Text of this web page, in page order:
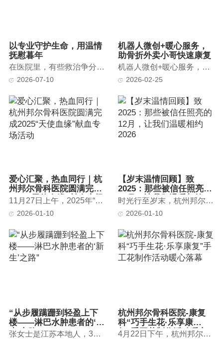
以专业守护生命，用温情
抚慰暮年
在医院里，有些救治争分夺秒，有些守护贯穿始终。杭州邦尔骨科医院内...
2026-07-10
机器人微创+暖心服务，
助骨折外卖小哥快速康复
机器人微创+暖心服务，助骨折外卖小哥快速康复中新网浙江 2026-02-...
2026-02-25
爱心汇聚，热血同行｜杭
州邦尔骨科医院圆满完成
2025“天使血缘”献血专场11月27日上午，2025年“护卫生命 天使血缘”民营医疗机构医护人员...
2026-01-10
【岁末温情回顾】致
2025：那些被信任照亮的
12月，让我们温暖相约 时光行至岁末，杭州邦尔骨科医院的走廊里，冬日的阳光斜斜铺洒，将暖意...
2026-01-10
“从步履蹒跚到轻盈上下
楼——淋巴水肿患者的‘新
生’之路”
张女士是江苏本地人，3年前宫颈癌手术后，左下肢逐渐出现进行性肿胀，...
杭州邦尔骨科医院-康复
科“巧手生花·乐享康
复”手工花制作活动暖心4月22日下午，杭州邦尔骨科医院康复科为住院患者及家属精心策划了...